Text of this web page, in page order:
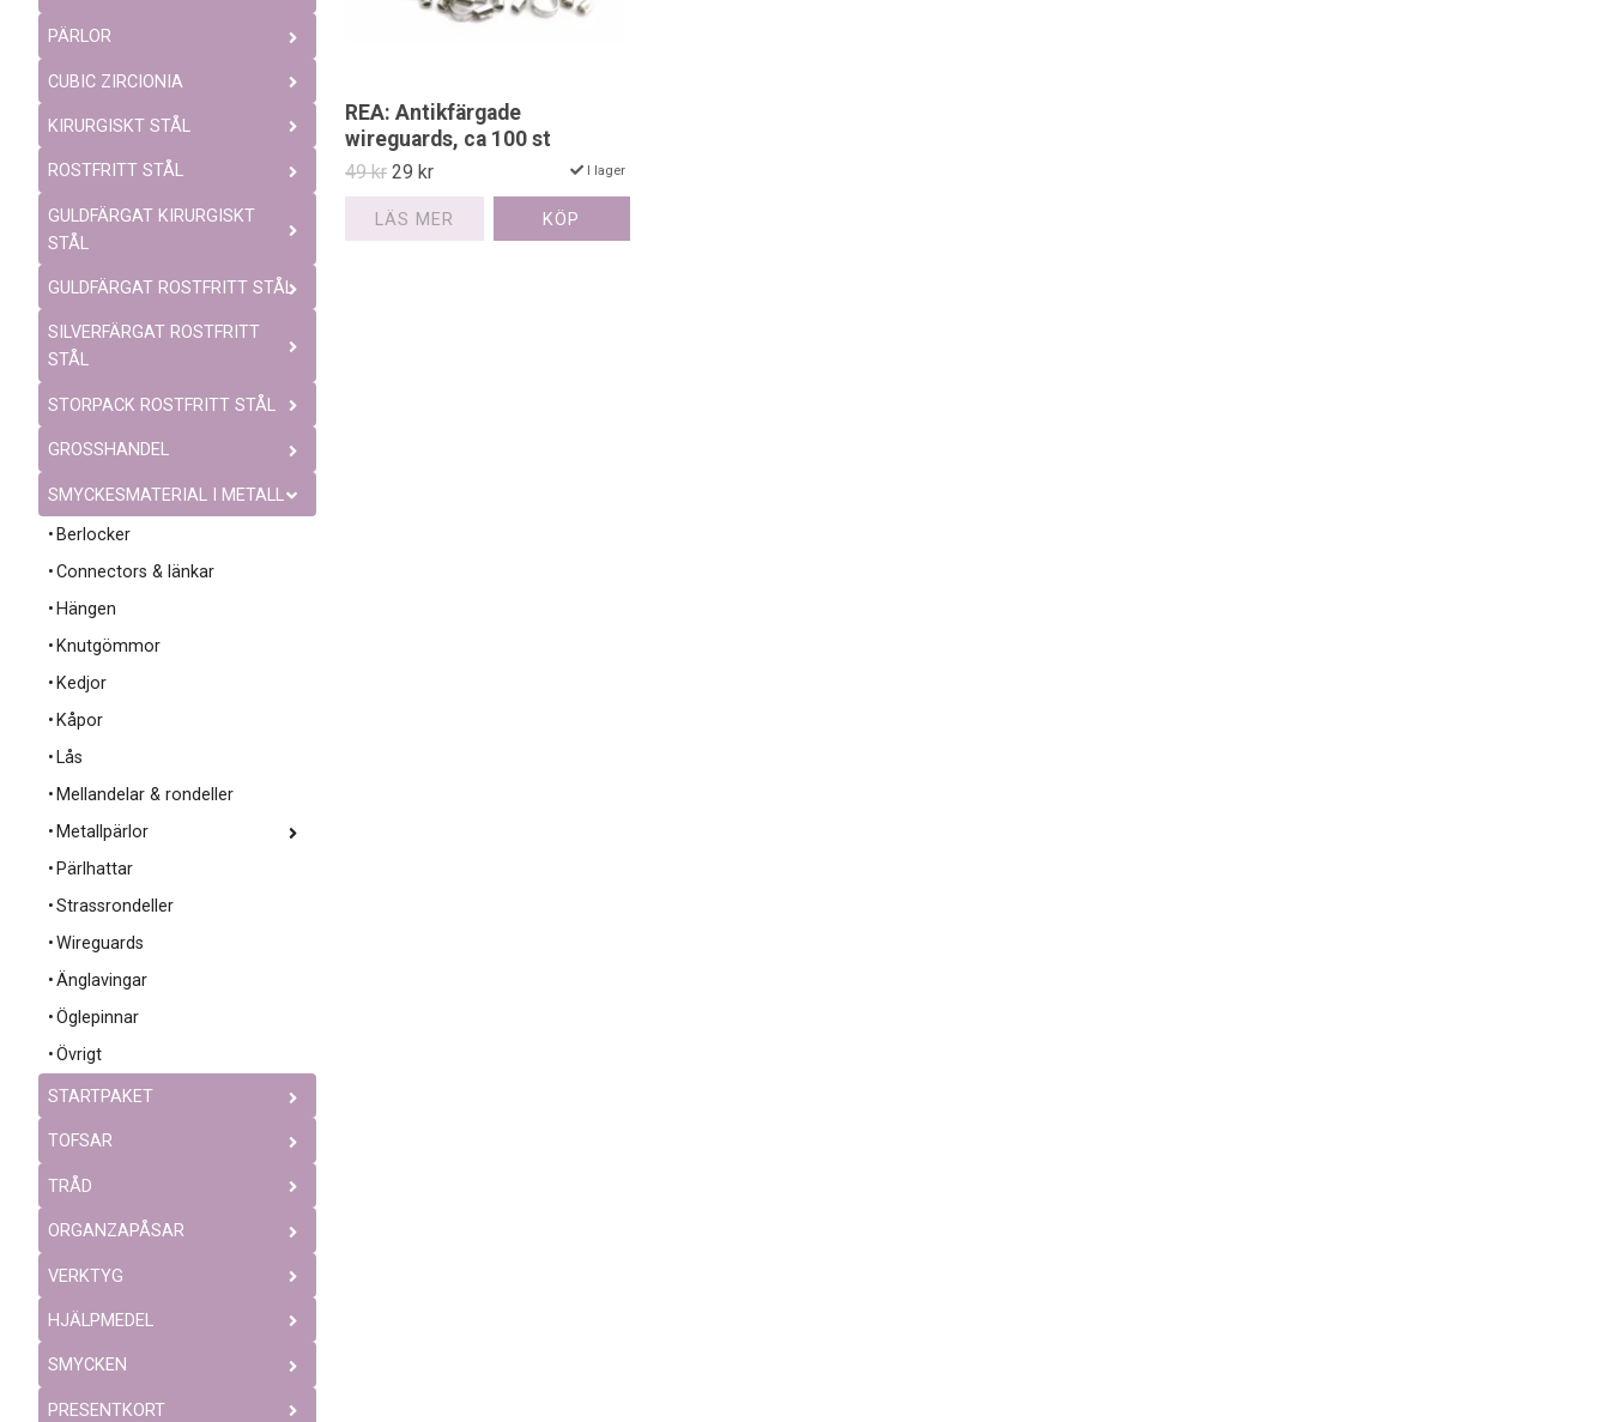
PÄRLOR
CUBIC ZIRCIONIA
KIRURGISKT STÅL
ROSTFRITT STÅL
GULDFÄRGAT KIRURGISKT
STÅL
GULDFÄRGAT ROSTFRITT STÅL
SILVERFÄRGAT ROSTFRITT
STÅL
STORPACK ROSTFRITT STÅL
GROSSHANDEL
SMYCKESMATERIAL I METALL
Berlocker
Connectors & länkar
Hängen
Knutgömmor
Kedjor
Kåpor
Lås
Mellandelar & rondeller
Metallpärlor
Pärlhattar
Strassrondeller
Wireguards
Änglavingar
Öglepinnar
Övrigt
STARTPAKET
TOFSAR
TRÅD
ORGANZAPÅSAR
VERKTYG
HJÄLPMEDEL
SMYCKEN
PRESENTKORT
REA: Antikfärgade
wireguards, ca 100 st
49 kr 29 kr I lager
LÄS MER